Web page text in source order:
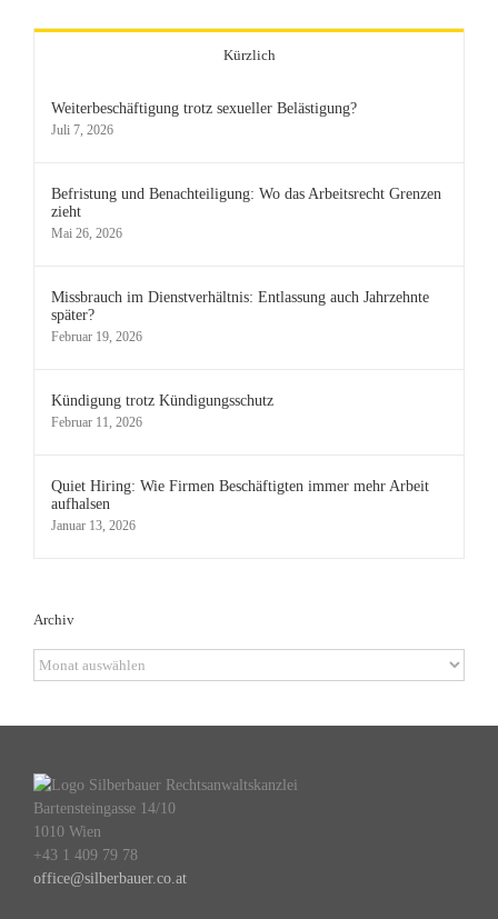
Kürzlich
Weiterbeschäftigung trotz sexueller Belästigung?
Juli 7, 2026
Befristung und Benachteiligung: Wo das Arbeitsrecht Grenzen
zieht
Mai 26, 2026
Missbrauch im Dienstverhältnis: Entlassung auch Jahrzehnte
später?
Februar 19, 2026
Kündigung trotz Kündigungsschutz
Februar 11, 2026
Quiet Hiring: Wie Firmen Beschäftigten immer mehr Arbeit
aufhalsen
Januar 13, 2026
Archiv
Archiv
Bartensteingasse 14/10
1010 Wien
+43 1 409 79 78
office@silberbauer.co.at